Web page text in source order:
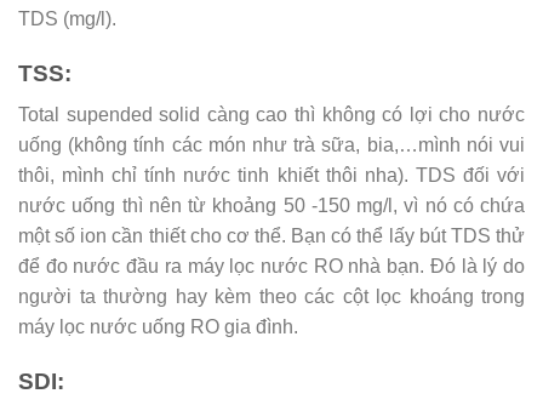
TDS (mg/l).
TSS:
Total supended solid càng cao thì không có lợi cho nước
uống (không tính các món như trà sữa, bia,…mình nói vui
thôi, mình chỉ tính nước tinh khiết thôi nha). TDS đối với
nước uống thì nên từ khoảng 50 -150 mg/l, vì nó có chứa
một số ion cần thiết cho cơ thể. Bạn có thể lấy bút TDS thử
để đo nước đầu ra máy lọc nước RO nhà bạn. Đó là lý do
người ta thường hay kèm theo các cột lọc khoáng trong
máy lọc nước uống RO gia đình.
SDI: